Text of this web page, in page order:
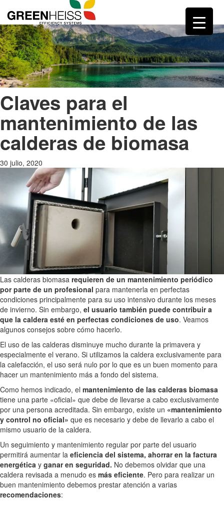
Claves para el
mantenimiento de las
calderas de biomasa
30 julio, 2020
Las calderas biomasa requieren de un mantenimiento periódico
por parte de un profesional para mantenerla en perfectas
condiciones principalmente para su uso intensivo durante los meses
de invierno. Sin embargo, el usuario también puede contribuir a
que la caldera esté en perfectas condiciones de uso. Veamos
algunos consejos sobre cómo hacerlo.
El uso de las calderas disminuye mucho durante la primavera y
especialmente el verano. Si utilizamos la caldera exclusivamente para
la calefacción, el uso será nulo por lo que es un buen momento para
hacer un mantenimiento más a fondo del sistema.
Como hemos indicado, el mantenimiento de las calderas biomasa
tiene una parte «oficial» que debe de llevarse a cabo exclusivamente
por una persona acreditada. Sin embargo, existe un «mantenimiento
y control no oficial» que es necesario y debe de llevarlo a cabo el
mismo usuario de la caldera.
Un seguimiento y mantenimiento regular por parte del usuario
permitirá aumentar la eficiencia del sistema, ahorrar en la factura
energética y ganar en seguridad. No debemos olvidar que una
caldera revisada a menudo es más eficiente. Pero para realizar un
buen mantenimiento debemos prestar atención a varias
recomendaciones: